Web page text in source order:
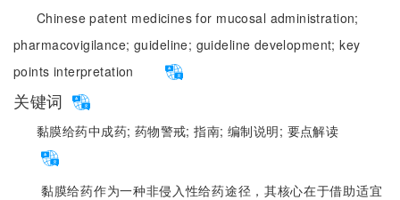
Chinese patent medicines for mucosal administration;
pharmacovigilance; guideline; guideline development;key
points interpretation
关键词
黏膜给药中成药; 药物警戒;指南; 编制说明; 要点解读
黏膜给药作为一种非侵入性给药途径，其核心在于借助适宜